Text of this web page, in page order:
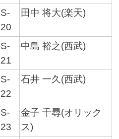
S-
20
田中 将大(楽天)
S-
21
中島 裕之(西武)
S-
22
石井 一久(西武)
S-
23
金子 千尋(オリック
ス)